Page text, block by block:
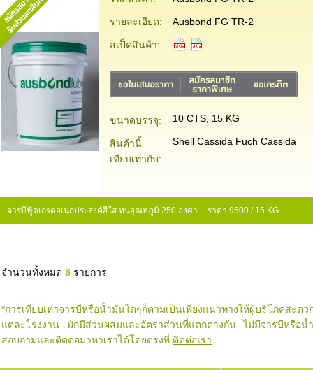
รายละเอียด: Ausbond FG TR-2
สเป็คสินค้า:
ขนาดบรรจุ: 10 CTS, 15 KG
สินค้านี้
เทียบเท่ากับ:
Shell Cassida Fuch Cassida
จารบีฟู้ดเกรดอเนกประสงค์สีใส ทนอุณหภูมิ 250 องศา -- ราคา 9500 / 15 KG
จำนวนทั้งหมด 8 รายการ
*การเทียบเท่าจารบีหรือน้ำมันใดๆก็ตามเป็นเพียงแนวทางให้ผู้บริโภคส
แต่ละโรงงาน มักมีส่วนผสมและอัตราส่วนที่แตกต่างกัน ไม่มีจารบีหรื
สอบถามและติดต่อมาหาเราได้โดยตรงที่ ติดต่อเรา